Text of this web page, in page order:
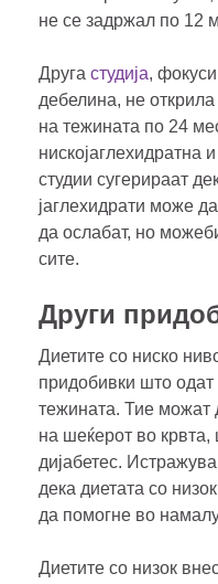
не се задржал по 12
Друга студија,
дебелина, не
на тежината по 24
нискојаглехидратна
студии сугерираат
јаглехидрати може
да ослабат, но
сите.
Други
Диетите со ниско
придобивки што
тежината. Тие
на шеќерот во крвта,
дијабетес.
дека диетата со
да помогне во
Диетите со низок